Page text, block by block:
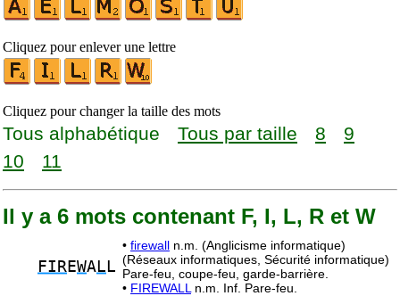
Cliquez pour enlever une lettre
Cliquez pour changer la taille des mots
Tous alphabétique Tous par taille 8
9
10
11
Il y a 6 mots contenant F, I, L, R et W
FIREWAL L
• firewall n.m. (Anglicisme informatique)
(Réseaux informatiques, Sécurité informatique)
Pare-feu, coupe-feu, garde-barrière.
• FIREWALL n.m. Inf. Pare-feu.